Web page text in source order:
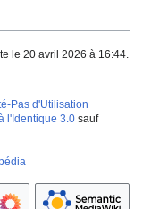
le 20 avril 2026 à 16:44.
Pas d'Utilisation
l'Identique 3.0 sauf